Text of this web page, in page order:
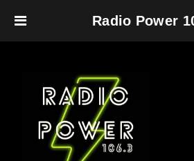
Radio Power